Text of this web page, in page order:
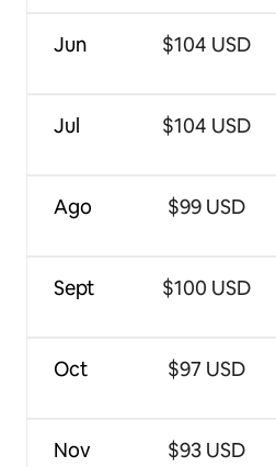
Jun
Jul
Ago
Sept
Oct
Nov
$104 USD
$104 USD
$99 USD
$100 USD
$97 USD
$93 USD